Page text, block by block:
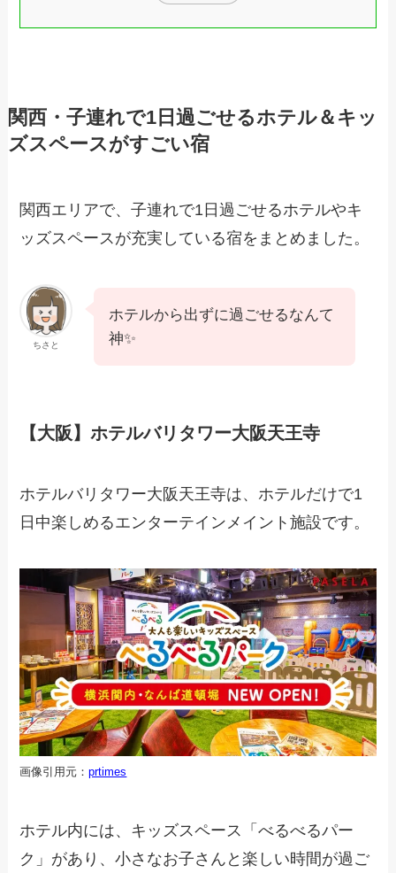
関西・子連れで1日過ごせるホテル＆キッ
ズスペースがすごい宿
関西エリアで、子連れで1日過ごせるホテルやキ
ッズスペースが充実している宿をまとめました。
ちさと
ホテルから出ずに過ごせるなんて
神✨️
【大阪】ホテルバリタワー大阪天王寺
ホテルバリタワー大阪天王寺は、ホテルだけで1
日中楽しめるエンターテインメイント施設です。
画像引用元：prtimes
ホテル内には、キッズスペース「べるべるパー
ク」があり、小さなお子さんと楽しい時間が過ご